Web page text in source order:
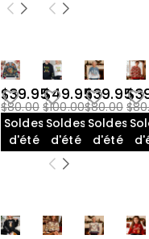
$39.95
$80.00
Soldes
d'été
$49.95
$100.00
Soldes
d'été
$39.95
$80.00
Soldes
d'été